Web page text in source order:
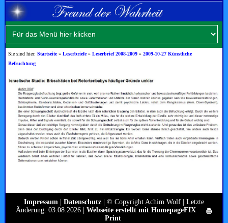
Sie sind hier:Startseite»Leserbriefe»Leserbrief 2008-2009 »2009-10-27 Künstliche
Befruchtung
Impressum Datenschutz | © Copyright Achim Wolf | Letzte
Änderung: 03.08.2026 | Webseite erstellt mit HomepageFIX
Print